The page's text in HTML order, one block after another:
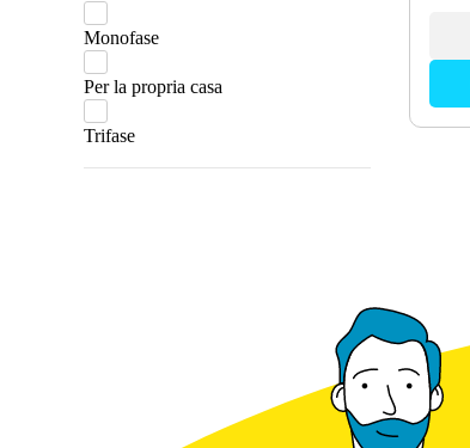
Monofase
Per la propria casa
Trifase